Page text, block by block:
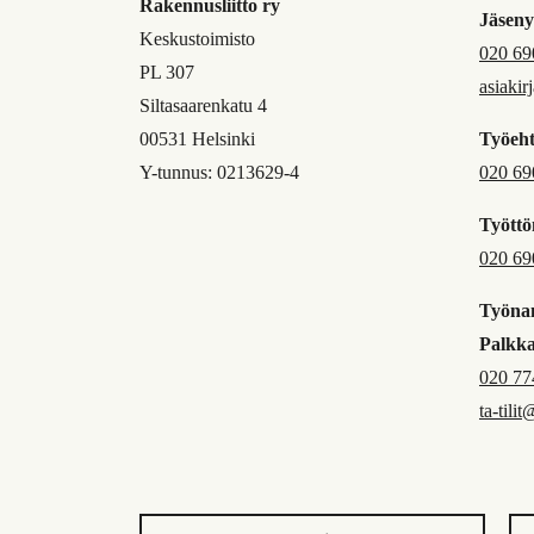
Rakennusliitto ry
Keskustoimisto
PL 307
Siltasaarenkatu 4
00531 Helsinki
Y-tunnus: 0213629-4
020
020
020
020
ta-